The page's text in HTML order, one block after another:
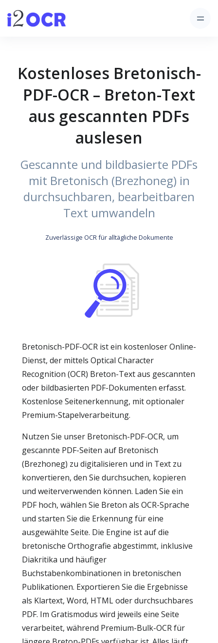
Kostenloses Bretonisch-
PDF-OCR – Breton-Text
aus gescannten PDFs
auslesen
Gescannte und bildbasierte PDFs
mit Bretonisch (Brezhoneg) in
durchsuchbaren, bearbeitbaren
Text umwandeln
Zuverlässige OCR für alltägliche Dokumente
Bretonisch-PDF-OCR ist ein kostenloser Online-
Dienst, der mittels Optical Character
Recognition (OCR) Breton-Text aus gescannten
oder bildbasierten PDF-Dokumenten erfasst.
Kostenlose Seitenerkennung, mit optionaler
Premium-Stapelverarbeitung.
Nutzen Sie unser Bretonisch-PDF-OCR, um
gescannte PDF-Seiten auf Bretonisch
(Brezhoneg) zu digitalisieren und in Text zu
konvertieren, den Sie durchsuchen, kopieren
und weiterverwenden können. Laden Sie ein
PDF hoch, wählen Sie Breton als OCR-Sprache
und starten Sie die Erkennung für eine
ausgewählte Seite. Die Engine ist auf die
bretonische Orthografie abgestimmt, inklusive
Diakritika und häufiger
Buchstabenkombinationen in bretonischen
Publikationen. Exportieren Sie die Ergebnisse
als Klartext, Word, HTML oder durchsuchbares
PDF. Im Gratismodus wird jeweils eine Seite
verarbeitet, während Premium-Bulk-OCR für